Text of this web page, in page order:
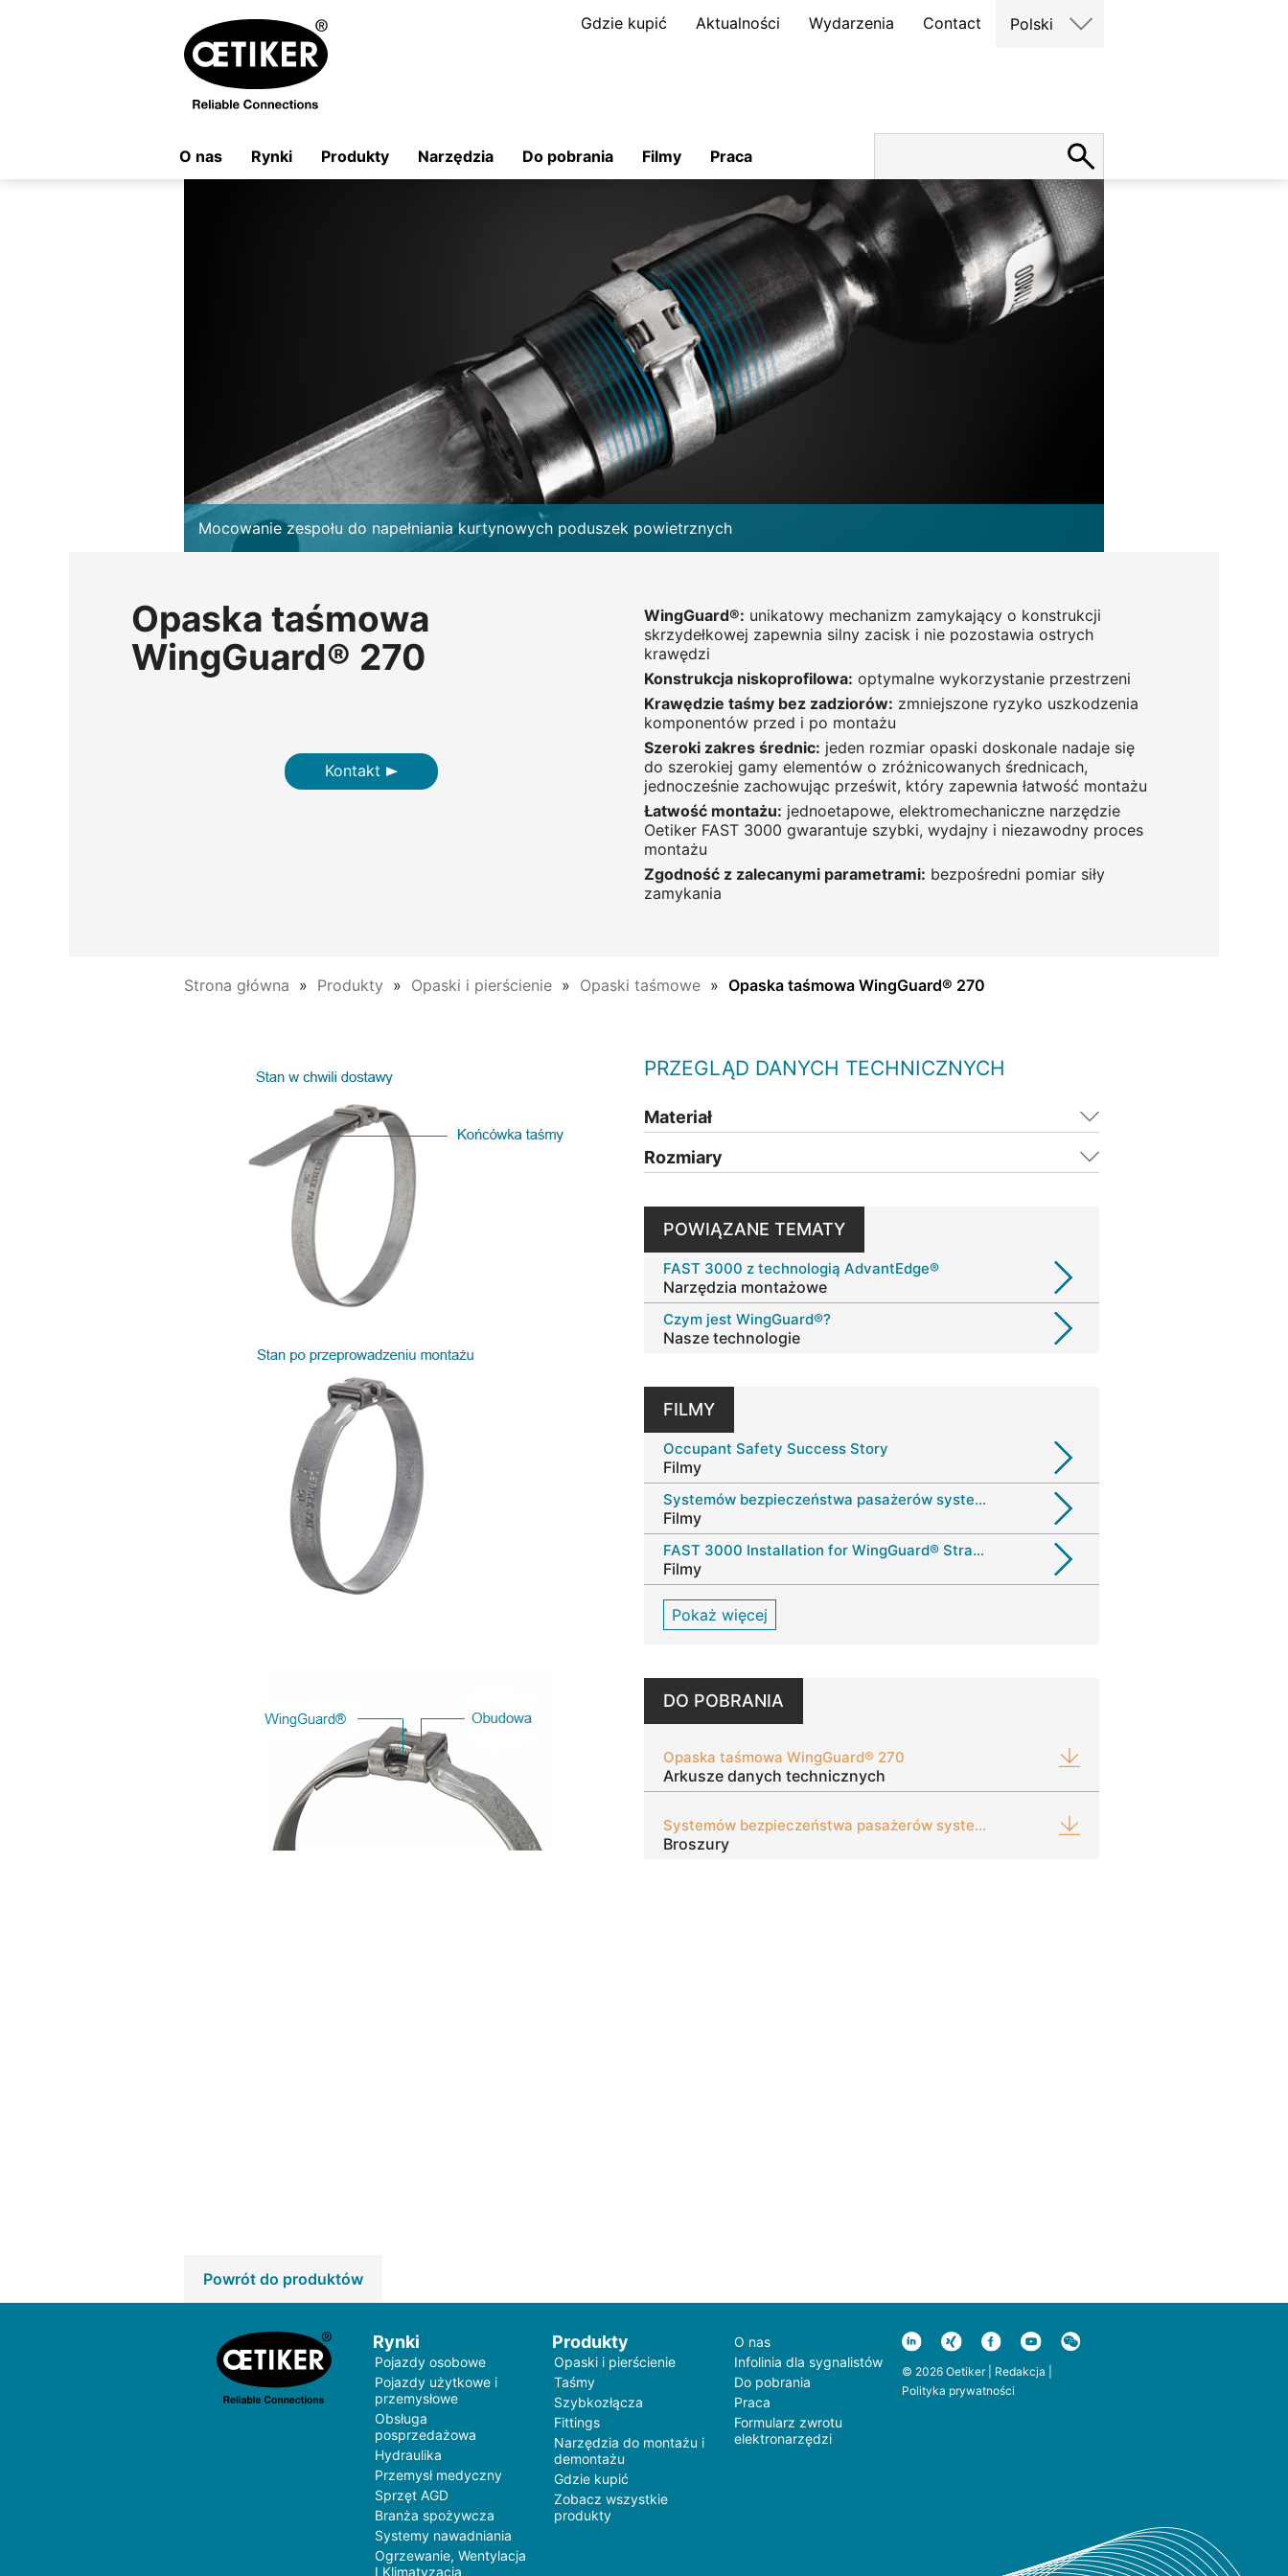
Gdzie kupić Aktualności Wydarzenia Contact Polski
O nas Rynki Produkty Narzędzia Do pobrania Filmy Praca
Mocowanie zespołu do napełniania kurtynowych poduszek powietrznych
Opaska taśmowa
WingGuard® 270
Kontakt
WingGuard®: unikatowy mechanizm zamykający o konstrukcji
skrzydełkowej zapewnia silny zacisk i nie pozostawia ostrych
krawędzi
Konstrukcja niskoprofilowa: optymalne wykorzystanie przestrzeni
Krawędzie taśmy bez zadziorów: zmniejszone ryzyko uszkodzenia
komponentów przed i po montażu
Szeroki zakres średnic: jeden rozmiar opaski doskonale nadaje się
do szerokiej gamy elementów o zróżnicowanych średnicach,
jednocześnie zachowując prześwit, który zapewnia łatwość montażu
Łatwość montażu: jednoetapowe, elektromechaniczne narzędzie
Oetiker FAST 3000 gwarantuje szybki, wydajny i niezawodny proces
montażu
Zgodność z zalecanymi parametrami: bezpośredni pomiar siły
zamykania
Strona główna Produkty Opaski i pierścienie Opaski taśmowe Opaska taśmowa WingGuard® 270
PRZEGLĄD DANYCH TECHNICZNYCH
Materiał
Rozmiary
POWIĄZANE TEMATY
FAST 3000 z technologią AdvantEdge®
Narzędzia montażowe
Czym jest WingGuard®?
Nasze technologie
FILMY
Occupant Safety Success Story
Filmy
Systemów bezpieczeństwa pasażerów systemy mocowań
Filmy
FAST 3000 Installation for WingGuard® Strap Clamps
Filmy
Pokaż więcej
DO POBRANIA
Opaska taśmowa WingGuard® 270
Arkusze danych technicznych
Systemów bezpieczeństwa pasażerów systemy mocowań
Broszury
Powrót do produktów
Rynki
Pojazdy osobowe
Pojazdy użytkowe i
przemysłowe
Obsługa
posprzedażowa
Hydraulika
Przemysł medyczny
Sprzęt AGD
Branża spożywcza
Systemy nawadniania
Ogrzewanie, Wentylacja
I Klimatyzacja
Produkty
Opaski i pierścienie
Taśmy
Szybkozłącza
Fittings
Narzędzia do montażu i
demontażu
Gdzie kupić
Zobacz wszystkie
produkty
O nas
Infolinia dla sygnalistów
Do pobrania
Praca
Formularz zwrotu
elektronarzędzi
© 2026 Oetiker | Redakcja
Polityka prywatności